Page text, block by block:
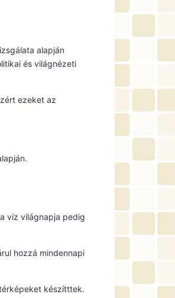
alapján
és világnézeti
ezeket az
víz világnapja pedig
hozzá mindennapi
készítttek.